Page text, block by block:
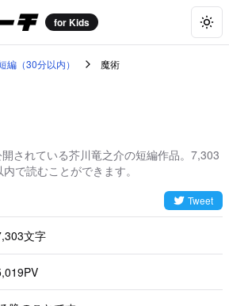
for Kids
編（30分以内） 魔術
開されている芥川竜之介の短編作品。7,303
で読むことができます。
Tweet
文字
PV